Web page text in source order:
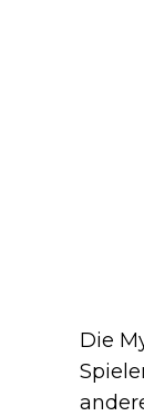
Die